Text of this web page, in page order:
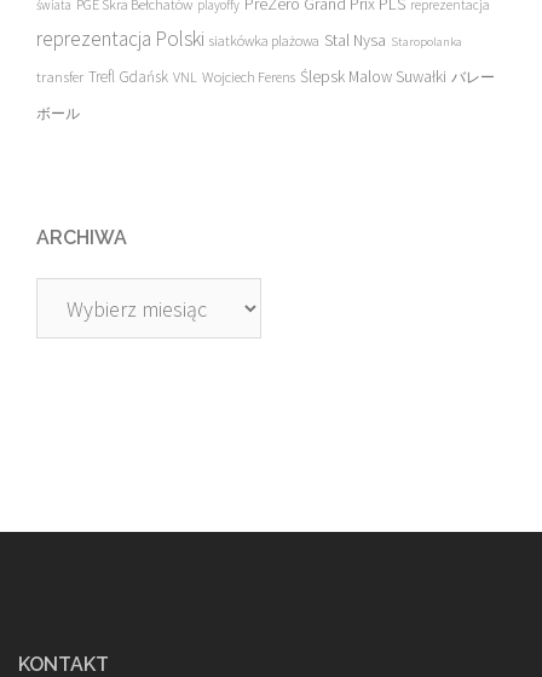
świata PGE Skra Bełchatów playoffy reprezentacja
reprezentacja Polski siatkówka plażowa Stal Nysa Staropolanka
transfer Trefl Gdańsk VNL Wojciech Ferens Ślepsk Malow Suwałki バレー
ボール
ARCHIWA
Archiwa
KONTAKT